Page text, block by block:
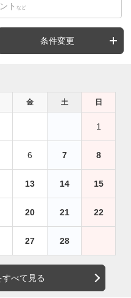
ト など
条件変更
金 土 日
1
6 7 8
13 14 15
20 21 22
27 28
べて見る